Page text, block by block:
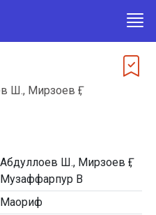
Ш., Мирзоев Ғ.,
Абдуллоев Ш., Мирзоев Ғ.,
Музаффарпур В
Маориф